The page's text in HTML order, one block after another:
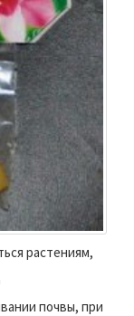
растениям,
почвы, при